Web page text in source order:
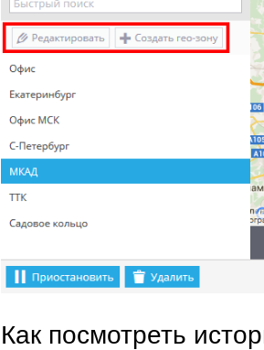
Как посмотреть